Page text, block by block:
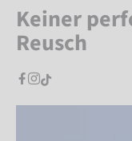
Keiner
Reusch